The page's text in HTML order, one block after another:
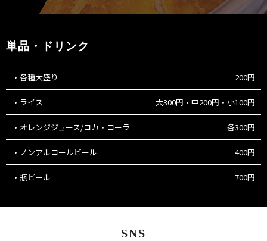
単品・ドリンク
・各種大盛り 200円
・ライス 大300円・中200円・小100円
・オレンジジュース/コカ・コーラ 各300円
・ノンアルコールビール 400円
・瓶ビール 700円
SNS